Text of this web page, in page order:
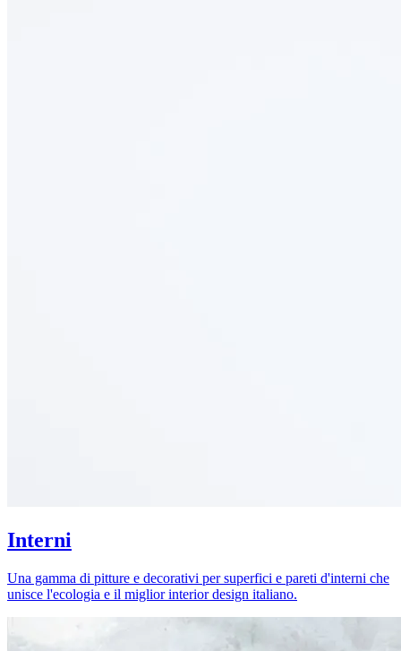
Interni
Una gamma di pitture e decorativi per superfici e pareti d'interni che
unisce l'ecologia e il miglior interior design italiano.